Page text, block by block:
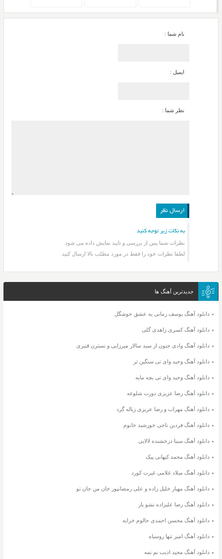
نام شما :
ایمیل :
نظر شما :
به نکات زیر توجه کنید
نظرات شما پس از بررسی و تایید نمایش داده می شود.
لطفا نظرات خود را فقط در مورد مطلب بالا ارسال کنید.
جدیدترین آهنگ ها
دانلود آهنگ یوسف زمانی یه عشق خوشگل
دانلود آهنگ کسری زاهدی گلی
دانلود آهنگ وادی جنون از سید سالار میرزایی و نسترن قنبری
دانلود آهنگ وحید وای تی سنگین تر
دانلود آهنگ وحید وای تی بچه مایه
دانلود آهنگ رضا عزیزی دورت شلوغه
دانلود آهنگ مهراب و رضا عزیزی زباله گرد
دانلود آهنگ فردین ناجی خورشید خانوم
دانلود آهنگ سینا درخشنده لالایی
دانلود آهنگ محمد کیهانی پیک
دانلود آهنگ میلاد غلامی غیرت کورد
دانلود آهنگ مهیار خلیل زاده و علی رمضانپور جان من جان تو
دانلود آهنگ رضا علیزاده نشو یار
دانلود آهنگ محسن احمدی حالوم خرابه
دانلود آهنگ امیر تنها روسیاه
دانلود آهنگ مجید ادیب نم نمه